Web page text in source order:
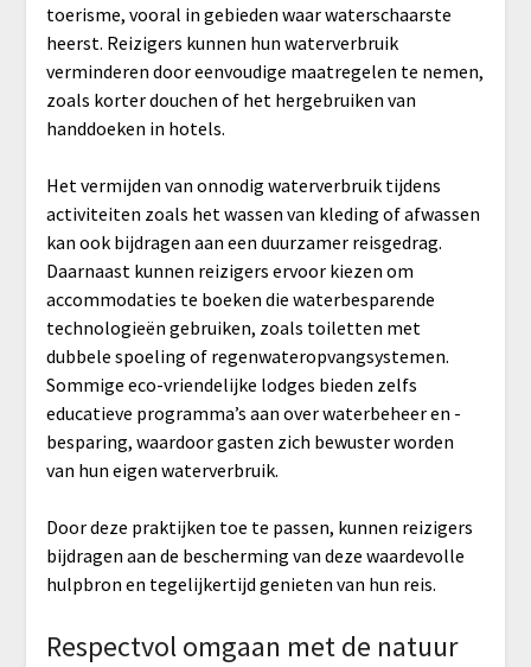
toerisme, vooral in gebieden waar waterschaarste
heerst. Reizigers kunnen hun waterverbruik
verminderen door eenvoudige maatregelen te nemen,
zoals korter douchen of het hergebruiken van
handdoeken in hotels.
Het vermijden van onnodig waterverbruik tijdens
activiteiten zoals het wassen van kleding of afwassen
kan ook bijdragen aan een duurzamer reisgedrag.
Daarnaast kunnen reizigers ervoor kiezen om
accommodaties te boeken die waterbesparende
technologieën gebruiken, zoals toiletten met
dubbele spoeling of regenwateropvangsystemen.
Sommige eco-vriendelijke lodges bieden zelfs
educatieve programma’s aan over waterbeheer en -
besparing, waardoor gasten zich bewuster worden
van hun eigen waterverbruik.
Door deze praktijken toe te passen, kunnen reizigers
bijdragen aan de bescherming van deze waardevolle
hulpbron en tegelijkertijd genieten van hun reis.
Respectvol omgaan met de natuur